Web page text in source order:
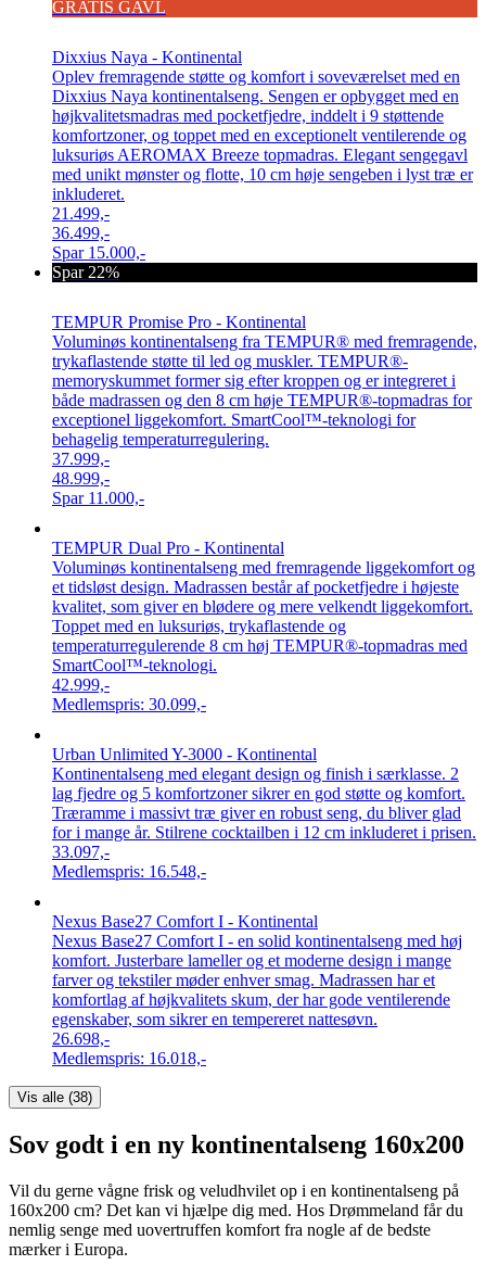
GRATIS GAVL
Dixxius Naya - Kontinental
Oplev fremragende støtte og komfort i soveværelset med en
Dixxius Naya kontinentalseng. Sengen er opbygget med en
højkvalitetsmadras med pocketfjedre, inddelt i 9 støttende
komfortzoner, og toppet med en exceptionelt ventilerende og
luksuriøs AEROMAX Breeze topmadras. Elegant sengegavl
med unikt mønster og flotte, 10 cm høje sengeben i lyst træ er
inkluderet.
21.499,-
36.499,-
Spar 15.000,-
Spar 22%
TEMPUR Promise Pro - Kontinental
Voluminøs kontinentalseng fra TEMPUR® med fremragende,
trykaflastende støtte til led og muskler. TEMPUR®-
memoryskummet former sig efter kroppen og er integreret i
både madrassen og den 8 cm høje TEMPUR®-topmadras for
exceptionel liggekomfort. SmartCool™-teknologi for
behagelig temperaturregulering.
37.999,-
48.999,-
Spar 11.000,-
TEMPUR Dual Pro - Kontinental
Voluminøs kontinentalseng med fremragende liggekomfort og
et tidsløst design. Madrassen består af pocketfjedre i højeste
kvalitet, som giver en blødere og mere velkendt liggekomfort.
Toppet med en luksuriøs, trykaflastende og
temperaturregulerende 8 cm høj TEMPUR®-topmadras med
SmartCool™-teknologi.
42.999,-
Medlemspris: 30.099,-
Urban Unlimited Y-3000 - Kontinental
Kontinentalseng med elegant design og finish i særklasse. 2
lag fjedre og 5 komfortzoner sikrer en god støtte og komfort.
Træramme i massivt træ giver en robust seng, du bliver glad
for i mange år. Stilrene cocktailben i 12 cm inkluderet i prisen.
33.097,-
Medlemspris: 16.548,-
Nexus Base27 Comfort I - Kontinental
Nexus Base27 Comfort I - en solid kontinentalseng med høj
komfort. Justerbare lameller og et moderne design i mange
farver og tekstiler møder enhver smag. Madrassen har et
komfortlag af højkvalitets skum, der har gode ventilerende
egenskaber, som sikrer en tempereret nattesøvn.
26.698,-
Medlemspris: 16.018,-
Vis alle (38)
Sov godt i en ny kontinentalseng 160x200
Vil du gerne vågne frisk og veludhvilet op i en kontinentalseng på
160x200 cm? Det kan vi hjælpe dig med. Hos Drømmeland får du
nemlig senge med uovertruffen komfort fra nogle af de bedste
mærker i Europa.